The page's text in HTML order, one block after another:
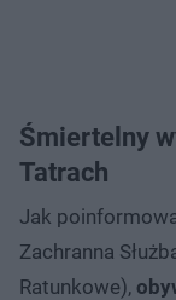
Śmiertelny
Tatrach
Jak
Zachranna
Ratunkowe),